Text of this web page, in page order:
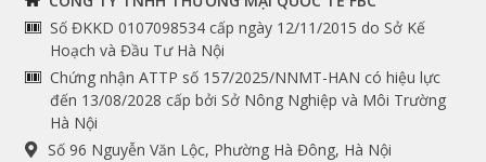
Chính sách và quy định
chung
Hướng dẫn đặt hàng
Cam kết chất lượng
Facebook
Instagram
Youtube
Tiktok
Số ĐKKD 0107098534 cấp ngày 12/11/2015 do Sở Kế
Hoạch và Đầu Tư Hà Nội
Chứng nhận ATTP số 157/2025/NNMT-HAN có hiệu lực
đến 13/08/2028 cấp bởi Sở Nông Nghiệp và Môi Trường
Hà Nội
Số 96 Nguyễn Văn Lộc, Phường Hà Đông, Hà Nội